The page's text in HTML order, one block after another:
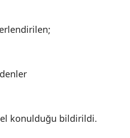
konulduğu bildirildi.